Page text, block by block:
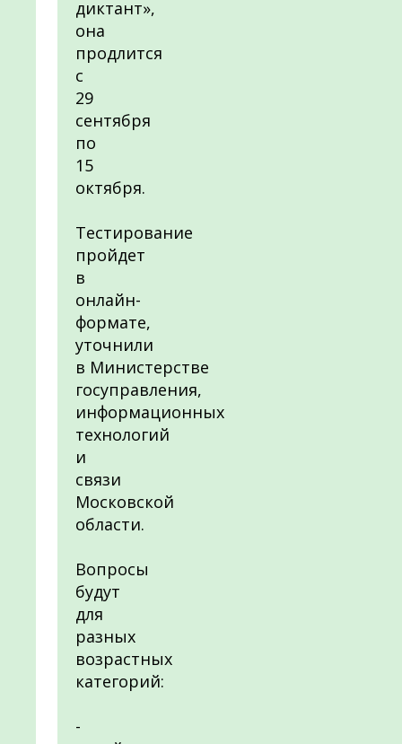
диктант»,
она
продлится
с
29
сентября
по
15
октября.
Тестирование
пройдет
в
онлайн-
формате,
уточнили
в Министерстве
госуправления,
информационных
технологий
и
связи
Московской
области.
Вопросы
будут
для
разных
возрастных
категорий:
-